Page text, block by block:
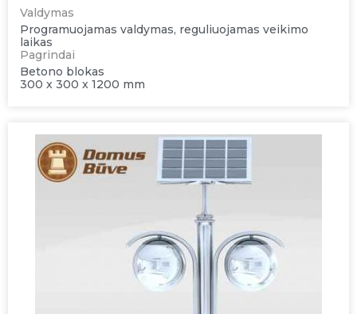
Valdymas
Programuojamas valdymas, reguliuojamas veikimo
laikas
Pagrindai
Betono blokas
300 x 300 x 1200 mm